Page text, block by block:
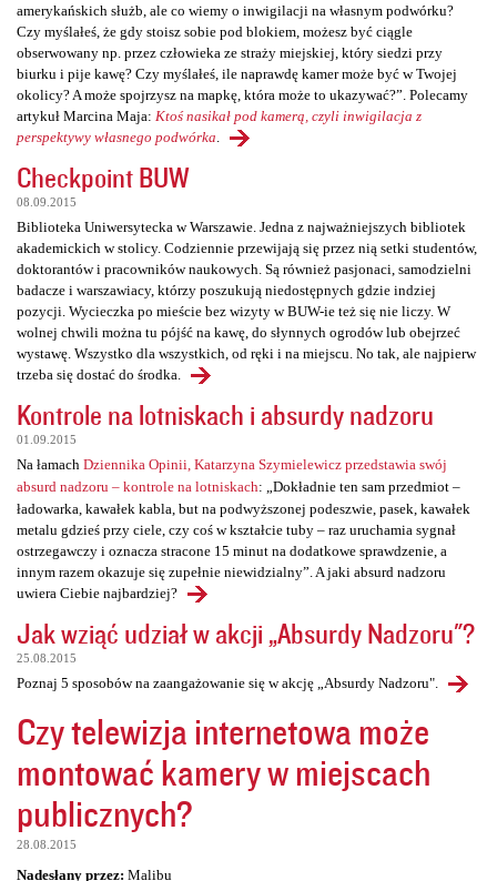
amerykańskich służb, ale co wiemy o inwigilacji na własnym podwórku?
Czy myślałeś, że gdy stoisz sobie pod blokiem, możesz być ciągle
obserwowany np. przez człowieka ze straży miejskiej, który siedzi przy
biurku i pije kawę? Czy myślałeś, ile naprawdę kamer może być w Twojej
okolicy? A może spojrzysz na mapkę, która może to ukazywać?”. Polecamy
artykuł Marcina Maja: Ktoś nasikał pod kamerą, czyli inwigilacja z
perspektywy własnego podwórka
Checkpoint BUW
08.09.2015
Biblioteka Uniwersytecka w Warszawie. Jedna z najważniejszych bibliotek
akademickich w stolicy. Codziennie przewijają się przez nią setki studentów,
doktorantów i pracowników naukowych. Są również pasjonaci, samodzielni
badacze i warszawiacy, którzy poszukują niedostępnych gdzie indziej
pozycji. Wycieczka po mieście bez wizyty w BUW-ie też się nie liczy. W
wolnej chwili można tu pójść na kawę, do słynnych ogrodów lub obejrzeć
wystawę. Wszystko dla wszystkich, od ręki i na miejscu. No tak, ale najpierw
trzeba się dostać do środka.
Kontrole na lotniskach i absurdy nadzoru
01.09.2015
Na łamach Dziennika Opinii, Katarzyna Szymielewicz przedstawia swój
absurd nadzoru – kontrole na lotniskach: „Dokładnie ten sam przedmiot –
ładowarka, kawałek kabla, but na podwyższonej podeszwie, pasek, kawałek
metalu gdzieś przy ciele, czy coś w kształcie tuby – raz uruchamia sygnał
ostrzegawczy i oznacza stracone 15 minut na dodatkowe sprawdzenie, a
innym razem okazuje się zupełnie niewidzialny”. A jaki absurd nadzoru
uwiera Ciebie najbardziej?
Jak wziąć udział w akcji „Absurdy Nadzoru"?
25.08.2015
Poznaj 5 sposobów na zaangażowanie się w akcję „Absurdy Nadzoru".
Czy telewizja internetowa może
montować kamery w miejscach
publicznych?
28.08.2015
Nadesłany przez: Malibu